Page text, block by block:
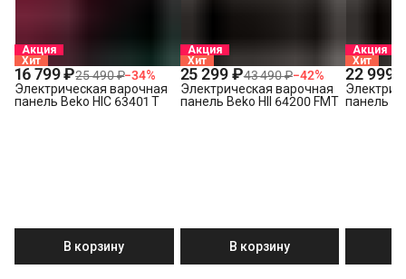
Акция
Хит
16 799 ₽25 490 ₽−34%
Электрическая варочная
панель Beko HIC 63401 T
В корзину
Акция
Хит
25 299 ₽43 490 ₽−42%
Электрическая варочная
панель Beko HII 64200 FMT
В корзину
Акция
Хит
22 999
панель